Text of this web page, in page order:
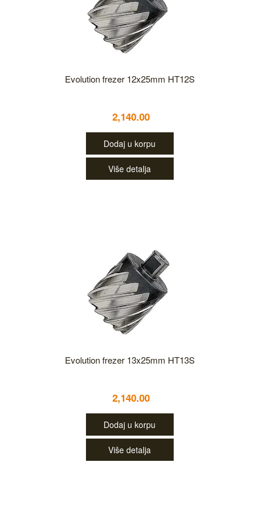
Evolution frezer 12x25mm HT12S
2,140.00
Dodaj u korpu
Više detalja
Evolution frezer 13x25mm HT13S
2,140.00
Dodaj u korpu
Više detalja